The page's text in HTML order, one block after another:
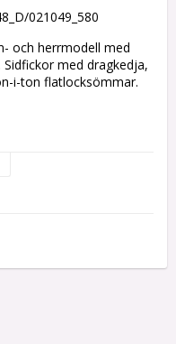
021049_580
och herrmodell med
med dragkedja,
i-ton flatlocksömmar.